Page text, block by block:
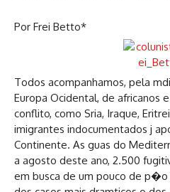
Por Frei Betto*
Todos acompanhamos, pela
Europa Ocidental, de africanos
conflito, como Sria, Iraque,
imigrantes indocumentados j
Continente. As guas do
a agosto deste ano, 2.500
em busca de um pouco de p�o